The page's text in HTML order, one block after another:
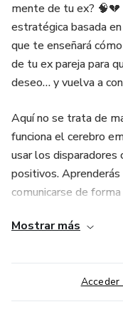
mente de tu ex? 🧠💔
estratégica basada
que te enseñará
de tu ex pareja para
deseo… y vuelva a
Aquí no se trata de
funciona el cerebro
usar los
positivos.
comunicarse de
recuerdos y cómo
plantar una nueva
frío, indiferente o
Mostrar más
Acceder